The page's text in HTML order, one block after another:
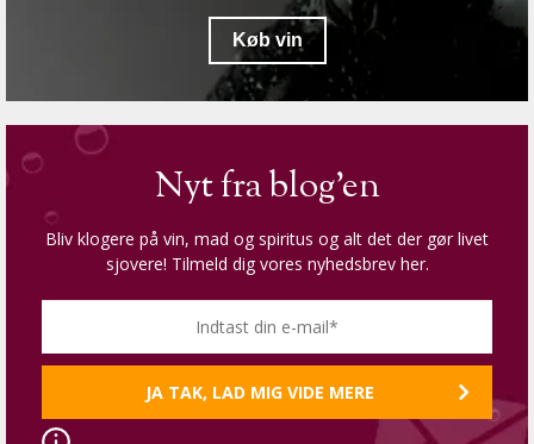
Køb vin
Nyt fra blog'en
Bliv klogere på vin, mad og spiritus og alt det der gør livet
sjovere! Tilmeld dig vores nyhedsbrev her.